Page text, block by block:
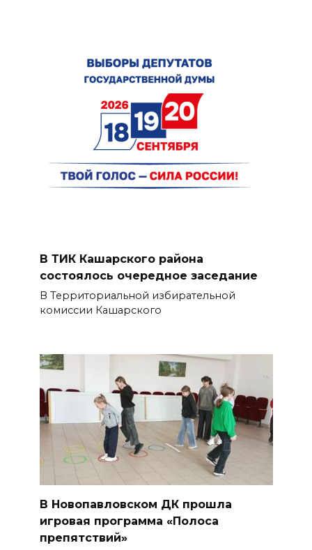
В ТИК Кашарского района
состоялось очередное заседание
В Территориальной избирательной
комиссии Кашарского
В Новопавловском ДК прошла
игровая программа «Полоса
препятствий»